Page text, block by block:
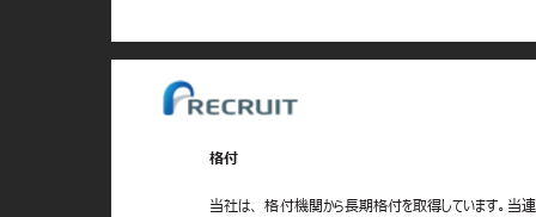
格付
当社は、 格付機関から長期格付を取得しています。当